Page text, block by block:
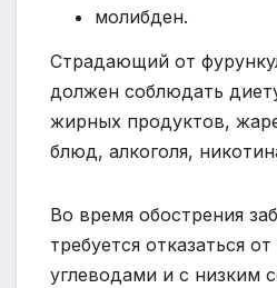
молибден.
Страдающий от
должен соблюдать
жирных продуктов,
блюд, алкоголя,
Во время обострения
требуется отказаться
углеводами и с низким